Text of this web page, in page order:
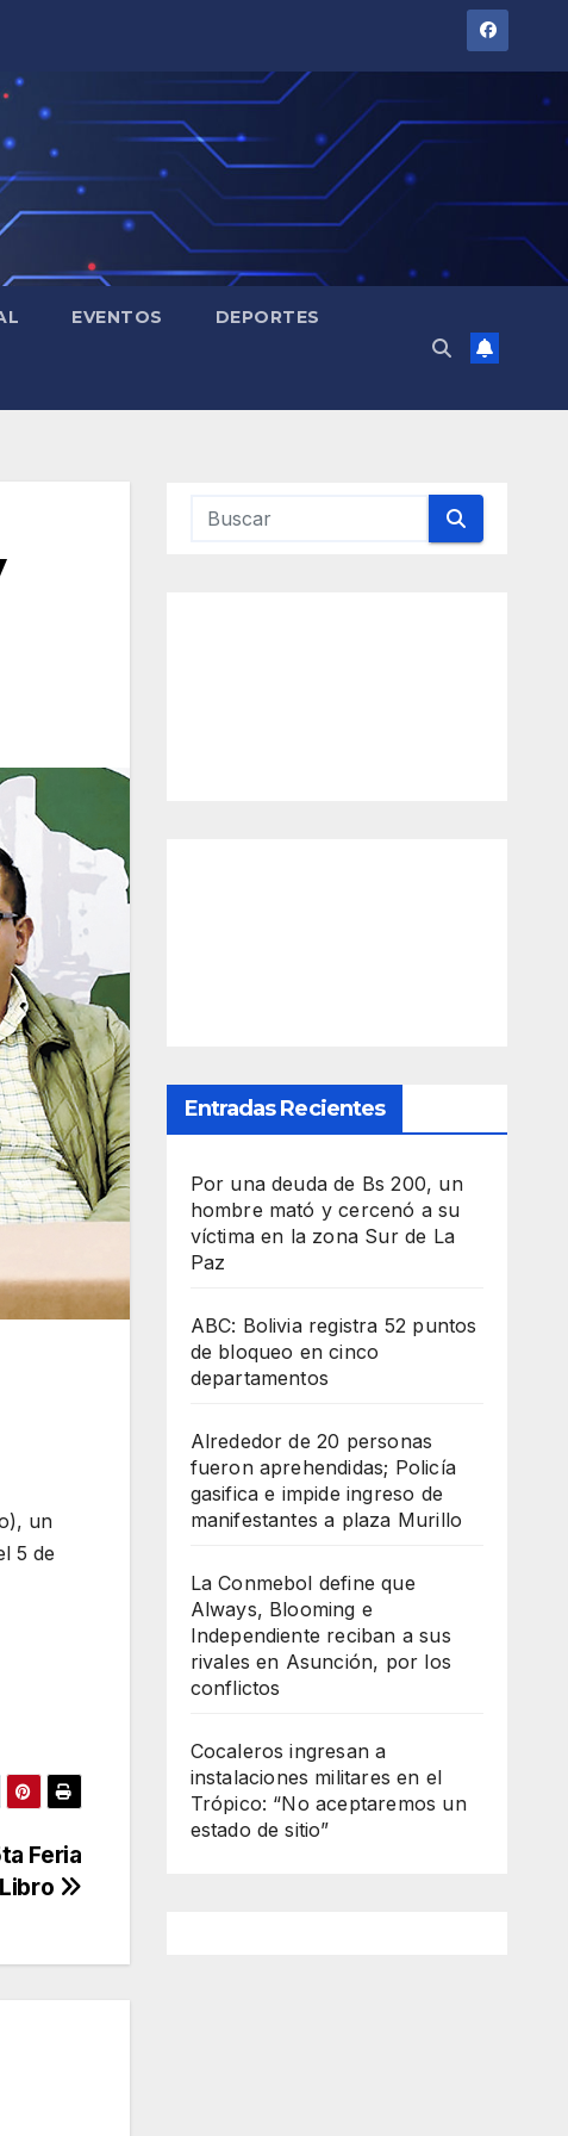
EVENTOS DEPORTES
un
5 de
Feria
Entradas Recientes
Por una deuda de Bs 200, un
hombre mató y cercenó a su
víctima en la zona Sur de La
Paz
ABC: Bolivia registra 52 puntos
de bloqueo en cinco
departamentos
Alrededor de 20 personas
fueron aprehendidas; Policía
gasifica e impide ingreso de
manifestantes a plaza Murillo
La Conmebol define que
Always, Blooming e
Independiente reciban a sus
rivales en Asunción, por los
conflictos
Cocaleros ingresan a
instalaciones militares en el
Trópico: “No aceptaremos un
estado de sitio”